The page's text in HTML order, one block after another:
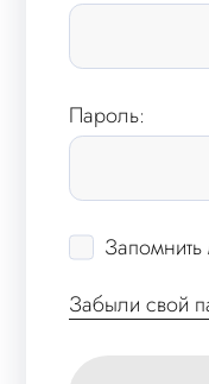
Пароль:
Забыли свой